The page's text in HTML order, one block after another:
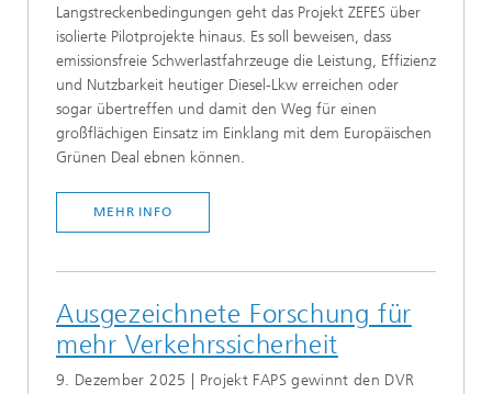
Langstreckenbedingungen geht das Projekt ZEFES über
isolierte Pilotprojekte hinaus. Es soll beweisen, dass
emissionsfreie Schwerlastfahrzeuge die Leistung, Effizienz
und Nutzbarkeit heutiger Diesel-Lkw erreichen oder
sogar übertreffen und damit den Weg für einen
großflächigen Einsatz im Einklang mit dem Europäischen
Grünen Deal ebnen können.
MEHR INFO
Ausgezeichnete Forschung für
mehr Verkehrssicherheit
9. Dezember 2025 | Projekt FAPS gewinnt den DVR